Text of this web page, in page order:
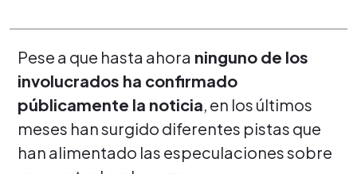
Pese a que hasta ahora ninguno de los
involucrados ha confirmado
públicamente la noticia, en los últimos
meses han surgido diferentes pistas que
han alimentado las especulaciones sobre